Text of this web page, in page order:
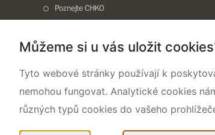
Poznejte CHKO
Ochrana přírody
Aktuality a akce
Kontakty
Můžeme si u vás uložit
Tyto webové stránky používají k
nemohou fungovat. Analytické cookies
různých typů cookies do vašeho